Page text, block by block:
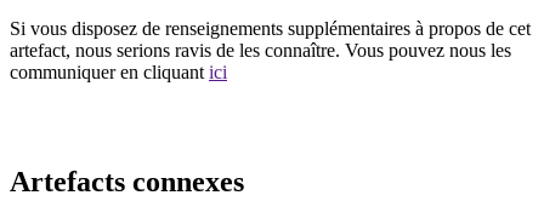
Si vous disposez de renseignements supplémentaires à propos de cet
artefact, nous serions ravis de les connaître. Vous pouvez nous les
communiquer en cliquant ici
Artefacts connexes